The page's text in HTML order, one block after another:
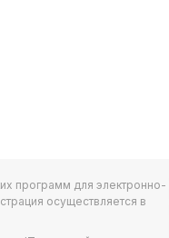
программ для электронно-
осуществляется в